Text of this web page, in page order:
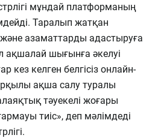
мұндай платформаның
Таралып жатқан
азаматтарды адастыруға
ақшалай шығынға әкелуі
кез келген белгісіз онлайн-
ақша салу туралы
тәуекелі жоғары
тиіс», деп мәлімдеді